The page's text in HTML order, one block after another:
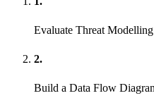
Evaluate Threat
2.
Build a Data Flow